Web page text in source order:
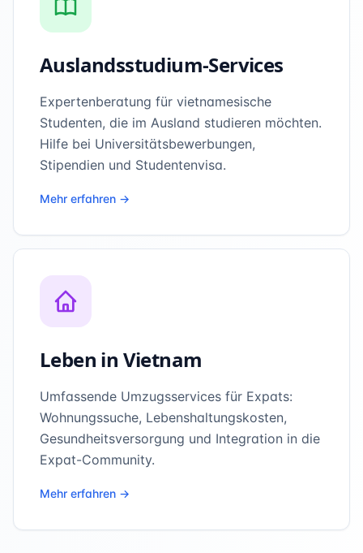
Auslandsstudium-Services
Expertenberatung für vietnamesische
Studenten, die im Ausland studieren möchten.
Hilfe bei Universitätsbewerbungen,
Stipendien und Studentenvisa.
Mehr erfahren →
Leben in Vietnam
Umfassende Umzugsservices für Expats:
Wohnungssuche, Lebenshaltungskosten,
Gesundheitsversorgung und Integration in die
Expat-Community.
Mehr erfahren →